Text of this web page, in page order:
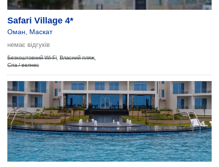
Safari Village 4*
Оман Маскат
немає відгуків
Безкоштовний Wi-Fi Власний пляж
Спа / велнес